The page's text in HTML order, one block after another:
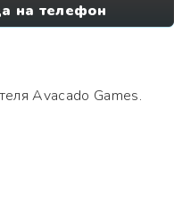
на телефон
Avacado Games.